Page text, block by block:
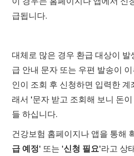
급됩니다.
대체로 많은 경우 환급 대상이
급 안내 문자 또는 우편 발송이
인이 조회 후 신청하면 입력한
래서 '문자 받고 조회해 보니 돈
들 하십니다.
건강보험 홈페이지나 앱을 통해
급 예정' 또는 '신청 필요'라고 상